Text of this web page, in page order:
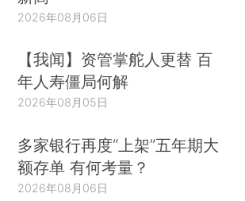
2026年08月06日
【我闻】资管掌舵人更替 百
年人寿僵局何解
2026年08月05日
多家银行再度“上架”五年期大
额存单 有何考量？
2026年08月06日